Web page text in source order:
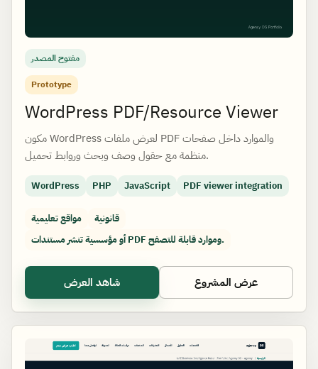
مفتوح المصدر
Prototype
WordPress PDF/Resource Viewer
مكون WordPress لعرض ملفات PDF والموارد داخل صفحات
منظمة مع حقول وصف وبحث وروابط تحميل.
WordPress PHP JavaScript PDF viewer integration
مواقع تعليمية
قانونية
أو مؤسسية تنشر مستندات PDF وموارد قابلة للتصفح.
شاهد العرض عرض المشروع